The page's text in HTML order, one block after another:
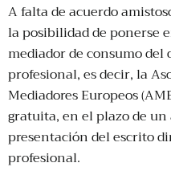
A falta de acuerdo
la posibilidad de ponerse
mediador de consumo del
profesional, es decir, la
Mediadores Europeos
gratuita, en el plazo de un
presentación del escrito
profesional.